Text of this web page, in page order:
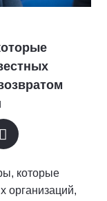
которые
организаций,